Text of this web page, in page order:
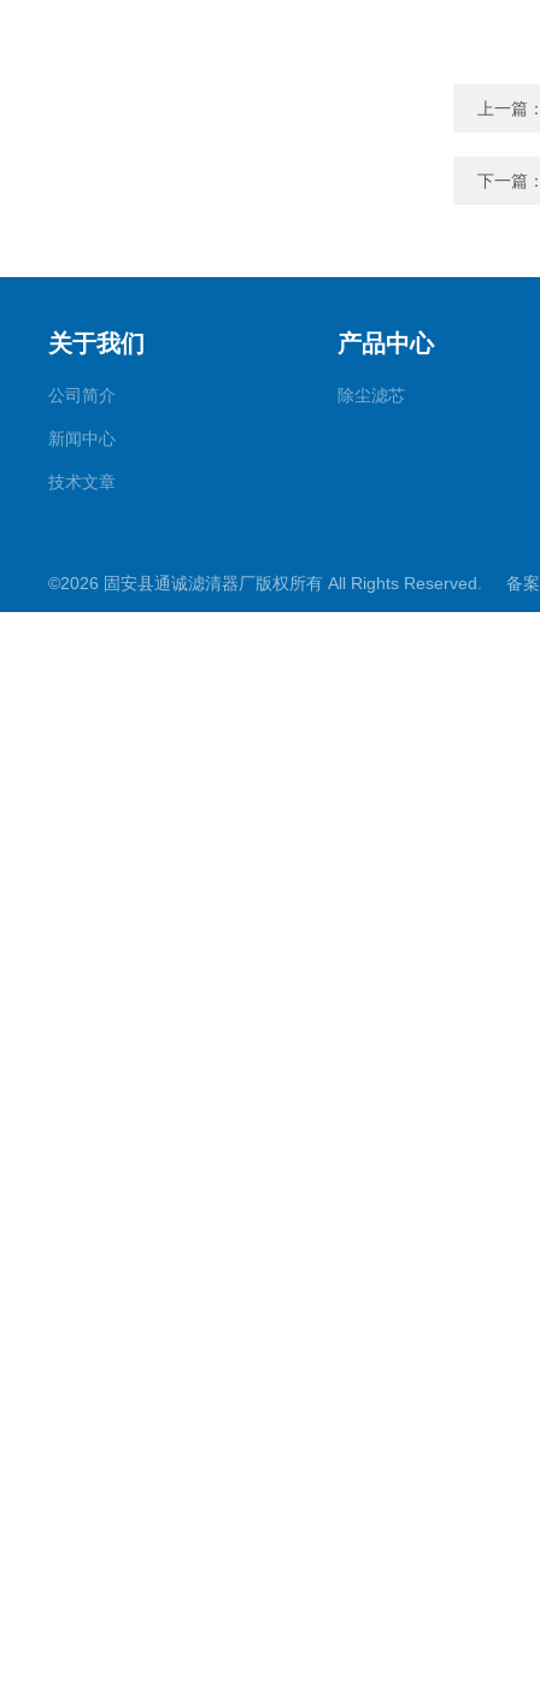
上一篇
下一篇
关于我们
公司简介
新闻中心
技术文章
产品中心
除尘滤芯
©2026 固安县通诚滤清器厂版权所有 All Rights Reserved. 备